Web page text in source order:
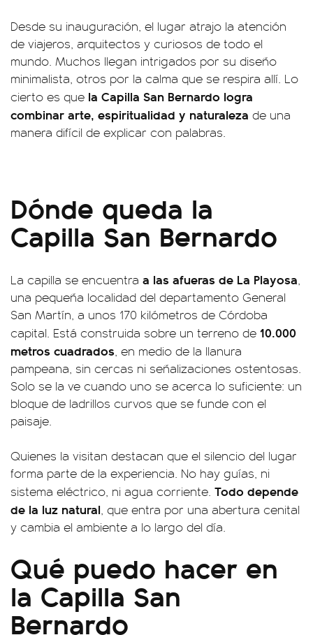
Desde su inauguración, el lugar atrajo la atención
de viajeros, arquitectos y curiosos de todo el
mundo. Muchos llegan intrigados por su diseño
minimalista, otros por la calma que se respira allí. Lo
cierto es que la Capilla San Bernardo logra
combinar arte, espiritualidad y naturaleza de una
manera difícil de explicar con palabras.
Dónde queda la
Capilla San Bernardo
La capilla se encuentra a las afueras de La Playosa,
una pequeña localidad del departamento General
San Martín, a unos 170 kilómetros de Córdoba
capital. Está construida sobre un terreno de 10.000
metros cuadrados, en medio de la llanura
pampeana, sin cercas ni señalizaciones ostentosas.
Solo se la ve cuando uno se acerca lo suficiente: un
bloque de ladrillos curvos que se funde con el
paisaje.
Quienes la visitan destacan que el silencio del lugar
forma parte de la experiencia. No hay guías, ni
sistema eléctrico, ni agua corriente. Todo depende
de la luz natural, que entra por una abertura cenital
y cambia el ambiente a lo largo del día.
Qué puedo hacer en
la Capilla San
Bernardo